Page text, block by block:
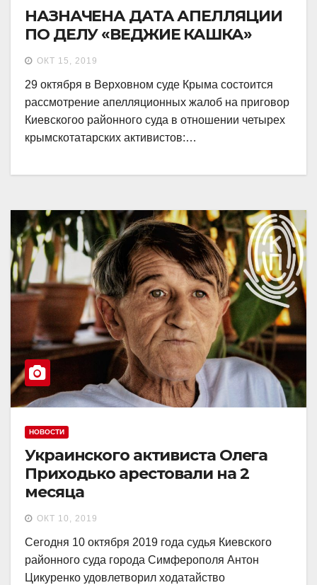
НАЗНАЧЕНА ДАТА АПЕЛЛЯЦИИ
ПО ДЕЛУ «ВЕДЖИЕ КАШКА»
ОКТ 15, 2019
29 октября в Верховном суде Крыма состоится
рассмотрение апелляционных жалоб на приговор
Киевскогоо районного суда в отношении четырех
крымскотатарских активистов:…
НОВОСТИ
Украинского активиста Олега
Приходько арестовали на 2
месяца
ОКТ 10, 2019
Сегодня 10 октября 2019 года судья Киевского
районного суда города Симферополя Антон
Цикуренко удовлетворил ходатайство